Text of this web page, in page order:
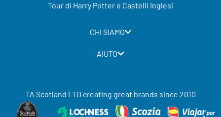
Tour di Harry Potter e Castelli Inglesi
CHI SIAMO
AIUTO
TA Scotland LTD creating great brands since 2010